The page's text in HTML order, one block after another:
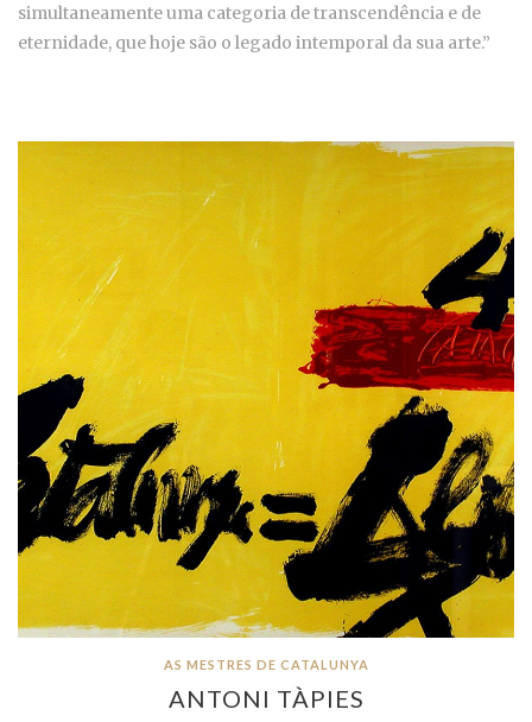
simultaneamente uma categoria de transcendência e de
eternidade, que hoje são o legado intemporal da sua arte.”
AS MESTRES DE CATALUNYA
ANTONI TÀPIES